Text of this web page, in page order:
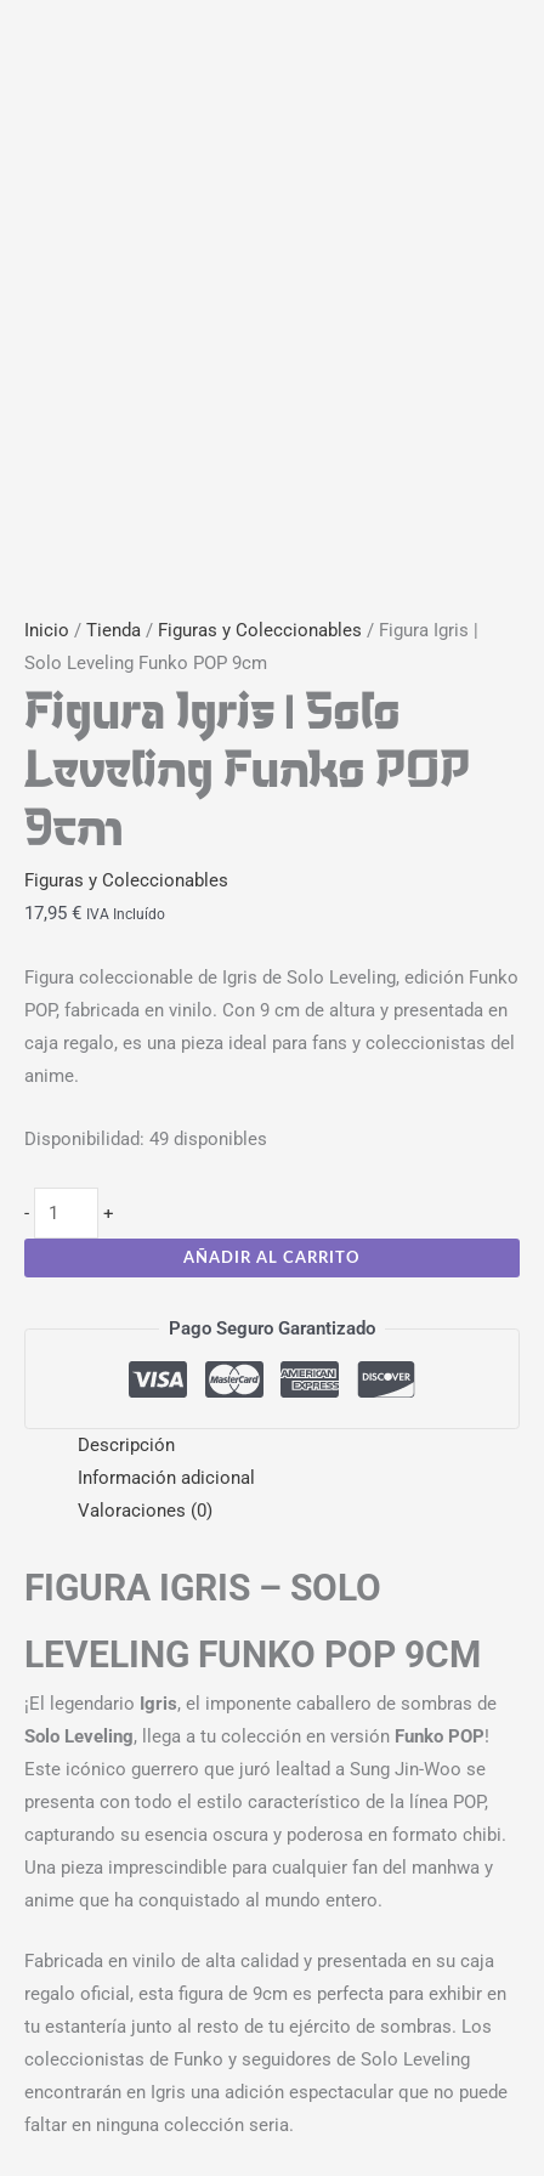
Inicio / Tienda / Figuras y Coleccionables / Figura Igris |
Solo Leveling Funko POP 9cm
Figura Igris | Solo
Leveling Funko POP
9cm
Figuras y Coleccionables
17,95 € IVA Incluído
Figura coleccionable de Igris de Solo Leveling, edición Funko
POP, fabricada en vinilo. Con 9 cm de altura y presentada en
caja regalo, es una pieza ideal para fans y coleccionistas del
anime.
Disponibilidad: 49 disponibles
- +
AÑADIR AL CARRITO
Pago Seguro Garantizado
Descripción
Información adicional
Valoraciones (0)
FIGURA IGRIS – SOLO
LEVELING FUNKO POP 9CM
¡El legendario Igris, el imponente caballero de sombras de
Solo Leveling, llega a tu colección en versión Funko POP!
Este icónico guerrero que juró lealtad a Sung Jin-Woo se
presenta con todo el estilo característico de la línea POP,
capturando su esencia oscura y poderosa en formato chibi.
Una pieza imprescindible para cualquier fan del manhwa y
anime que ha conquistado al mundo entero.
Fabricada en vinilo de alta calidad y presentada en su caja
regalo oficial, esta figura de 9cm es perfecta para exhibir en
tu estantería junto al resto de tu ejército de sombras. Los
coleccionistas de Funko y seguidores de Solo Leveling
encontrarán en Igris una adición espectacular que no puede
faltar en ninguna colección seria.